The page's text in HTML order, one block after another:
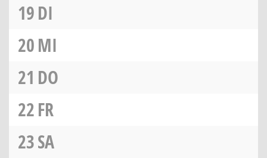
19DI
20MI
21 DO
22FR
23SA